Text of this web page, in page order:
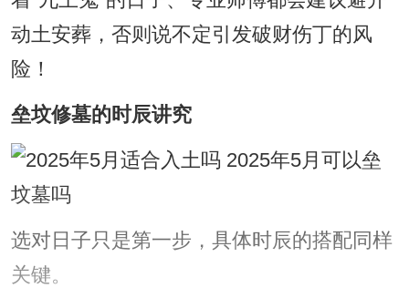
动土安葬，否则说不定引发破财伤丁的风
险！
垒坟修墓的时辰讲究
选对日子只是第一步，具体时辰的搭配同样
关键。